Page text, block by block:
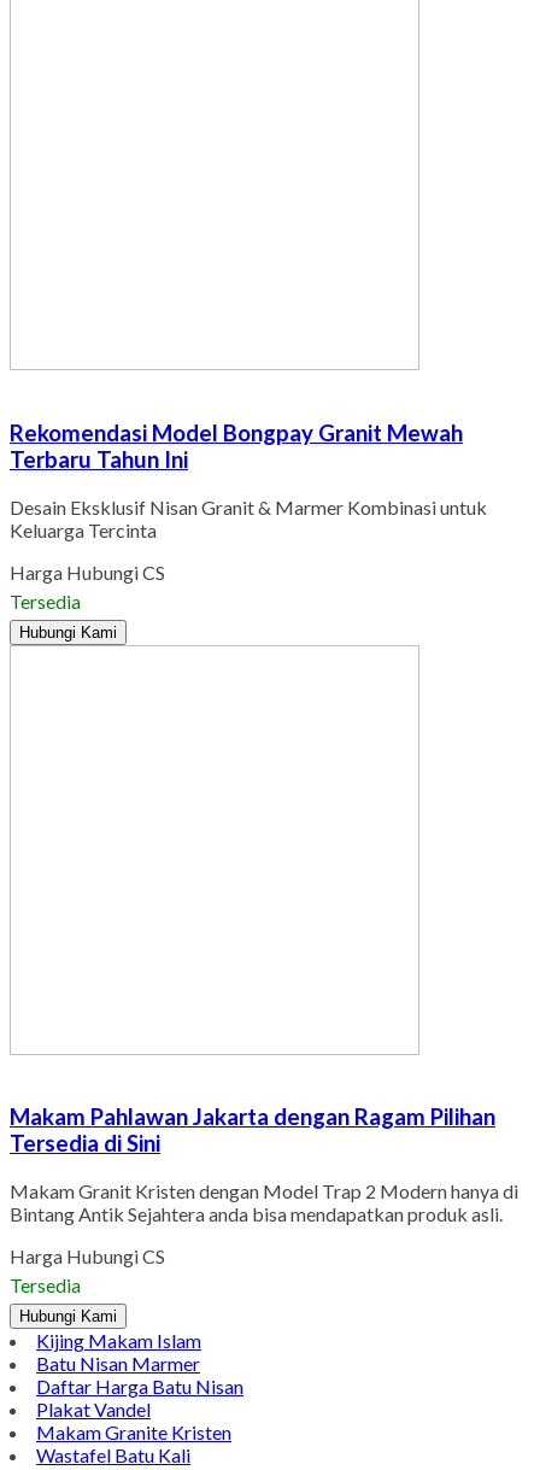
Rekomendasi Model Bongpay Granit Mewah
Terbaru Tahun Ini
Desain Eksklusif Nisan Granit & Marmer Kombinasi untuk
Keluarga Tercinta
Harga Hubungi CS
Tersedia
Hubungi Kami
Makam Pahlawan Jakarta dengan Ragam Pilihan
Tersedia di Sini
Makam Granit Kristen dengan Model Trap 2 Modern hanya di
Bintang Antik Sejahtera anda bisa mendapatkan produk asli.
Harga Hubungi CS
Tersedia
Hubungi Kami
Kijing Makam Islam
Batu Nisan Marmer
Daftar Harga Batu Nisan
Plakat Vandel
Makam Granite Kristen
Wastafel Batu Kali